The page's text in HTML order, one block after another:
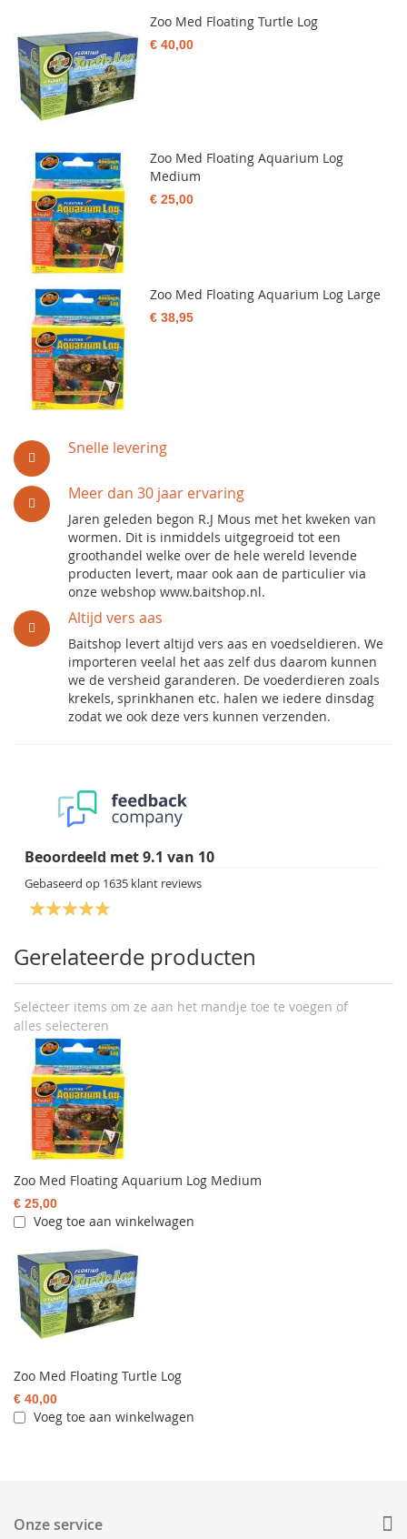
Snelle levering
Meer dan 30 jaar ervaring
Jaren geleden begon R.J Mous met het kweken van
wormen. Dit is inmiddels uitgegroeid tot een
groothandel welke over de hele wereld levende
producten levert, maar ook aan de particulier via
onze webshop www.baitshop.nl.
Altijd vers aas
Baitshop levert altijd vers aas en voedseldieren. We
importeren veelal het aas zelf dus daarom kunnen
we de versheid garanderen. De voederdieren zoals
krekels, sprinkhanen etc. halen we iedere dinsdag
zodat we ook deze vers kunnen verzenden.
Beoordeeld met9.1 van 10
Gebaseerd op 1635 klant reviews
Gerelateerde producten
Selecteer items om ze aan het mandje toe te voegen of
alles selecteren
Zoo Med Floating Aquarium Log Medium
€ 25,00
Voeg toe aan winkelwagen
Zoo Med Floating Turtle Log
€ 40,00
Voeg toe aan winkelwagen
Zoo Med Floating Turtle Log
€ 40,00
Zoo Med Floating Aquarium Log
Medium
€ 25,00
Zoo Med Floating Aquarium Log Large
€ 38,95
Onze service